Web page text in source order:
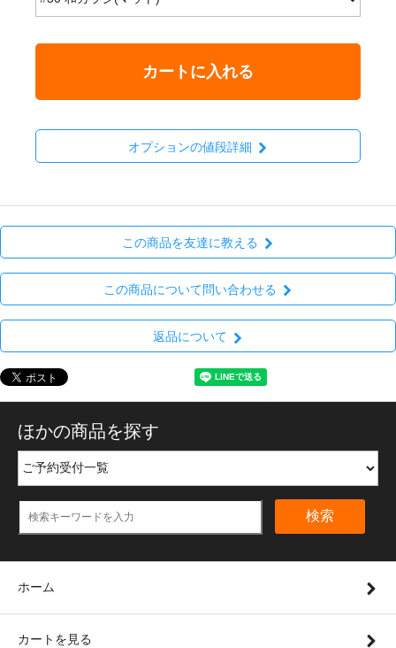
カートに入れる
オプションの値段詳細
この商品を友達に教える
この商品について問い合わせる
返品について
ほかの商品を探す
検索
ホーム
カートを見る